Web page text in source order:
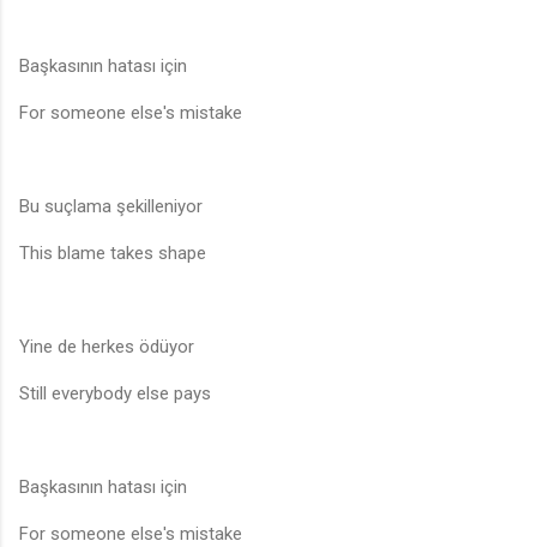
Başkasının hatası için
For someone else's mistake
Bu suçlama şekilleniyor
This blame takes shape
Yine de herkes ödüyor
Still everybody else pays
Başkasının hatası için
For someone else's mistake